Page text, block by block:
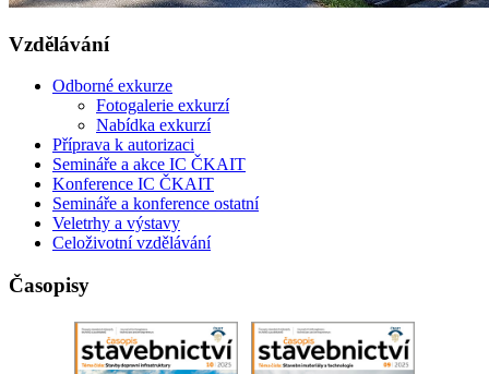
Vzdělávání
Odborné exkurze
Fotogalerie exkurzí
Nabídka exkurzí
Příprava k autorizaci
Semináře a akce IC ČKAIT
Konference IC ČKAIT
Semináře a konference ostatní
Veletrhy a výstavy
Celoživotní vzdělávání
Časopisy